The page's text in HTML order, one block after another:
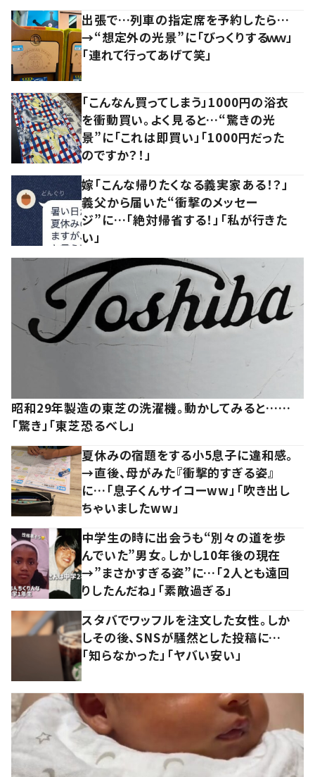
出張で…列車の指定席を予約したら…
→“想定外の光景”に「びっくりするｗｗ」
「連れて行ってあげて笑」
「こんなん買ってしまう」1000円の浴衣
を衝動買い。よく見ると…“驚きの光
景”に「これは即買い」「1000円だった
のですか？！」
嫁「こんな帰りたくなる義実家ある！？」
義父から届いた“衝撃のメッセー
ジ”に…「絶対帰省する！」「私が行きた
い」
昭和29年製造の東芝の洗濯機。動かしてみると……
「驚き」「東芝恐るべし」
夏休みの宿題をする小5息子に違和感。
→直後、母がみた『衝撃的すぎる姿』
に…「息子くんサイコーww」「吹き出し
ちゃいましたww」
中学生の時に出会うも“別々の道を歩
んでいた”男女。しかし10年後の現在
→”まさかすぎる姿”に…「2人とも遠回
りしたんだね」「素敵過ぎる」
スタバでワッフルを注文した女性。しか
しその後、SNSが騒然とした投稿に…
「知らなかった」「ヤバい安い」